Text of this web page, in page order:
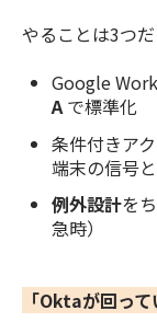
やることは3つだ
Google
Aで標準化
条件付きア
端末の信号
例外設計を
急時）
「Oktaが回っ